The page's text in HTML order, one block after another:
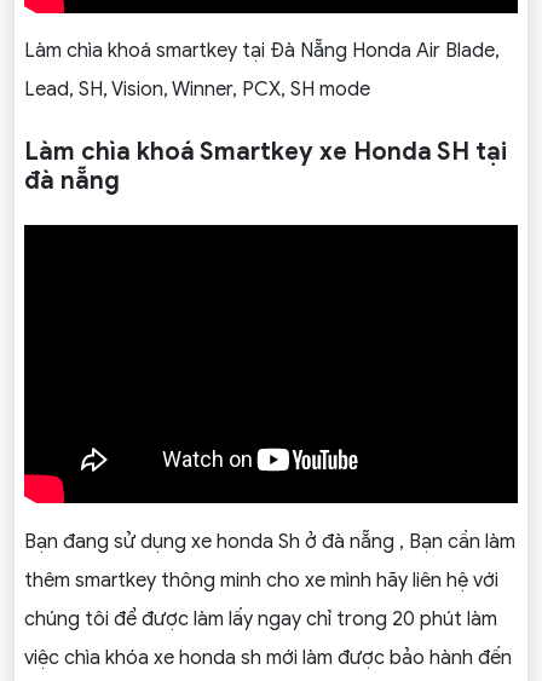
Làm chìa khoá smartkey tại Đà Nẵng Honda Air Blade,
Lead, SH, Vision, Winner, PCX, SH mode
Làm chìa khoá Smartkey xe Honda SH tại
đà nẵng
Bạn đang sử dụng xe honda Sh ở đà nẵng , Bạn cần làm
thêm smartkey thông minh cho xe mình hãy liên hệ với
chúng tôi để được làm lấy ngay chỉ trong 20 phút làm
việc chìa khóa xe honda sh mới làm được bảo hành đến